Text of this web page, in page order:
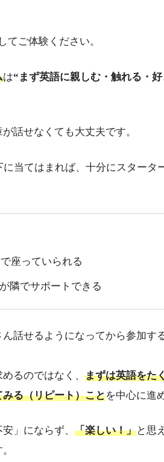
てご体験ください。
は“まず英語に親しむ・触れる・
話せなくても大丈夫です。
当てはまれば、十分にスタータ
座っていられる
隣でサポートできる
話せるようになってから参加す
るのではなく、 まずは英語をた
る（リピート）ことを中心に進
」にならず、 「楽しい！」と思